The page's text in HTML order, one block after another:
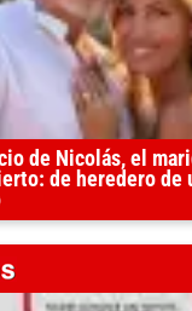
de Nicolás, el
de heredero de